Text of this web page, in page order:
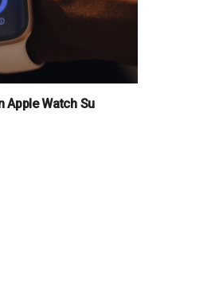
Apple Watch Su